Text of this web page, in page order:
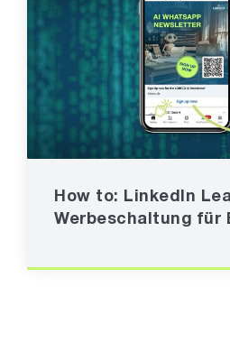
How to: LinkedIn
Werbeschaltung für